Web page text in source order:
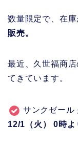
数量限定で、在
販売。
最近、久世福商
てきています。
サンクゼール
12/1（火） 0時よ